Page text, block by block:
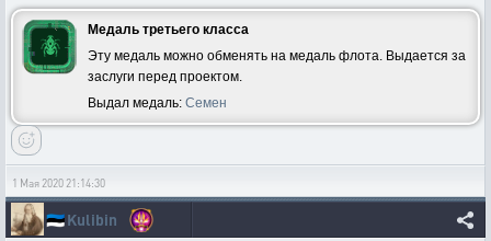
Медаль третьего класса
Эту медаль можно обменять на медаль флота. Выдается за
заслуги перед проектом.
Выдал медаль: Семен
1 Мая 2020 21:14:30
🇪🇪Kulibin